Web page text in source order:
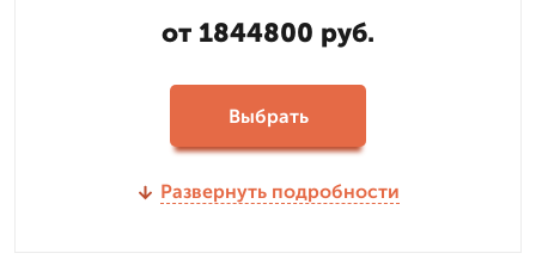
от 1844800 руб.
Выбрать
Развернуть подробности